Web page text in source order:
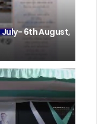
July- 6th August,